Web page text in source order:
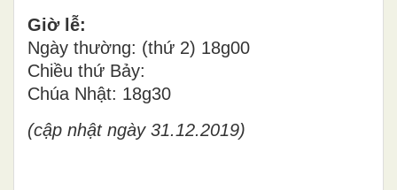
Giờ lễ:
Ngày thường: (thứ 2) 18g00
Chiều thứ Bảy:
Chúa Nhật: 18g30
(cập nhật ngày 31.12.2019)